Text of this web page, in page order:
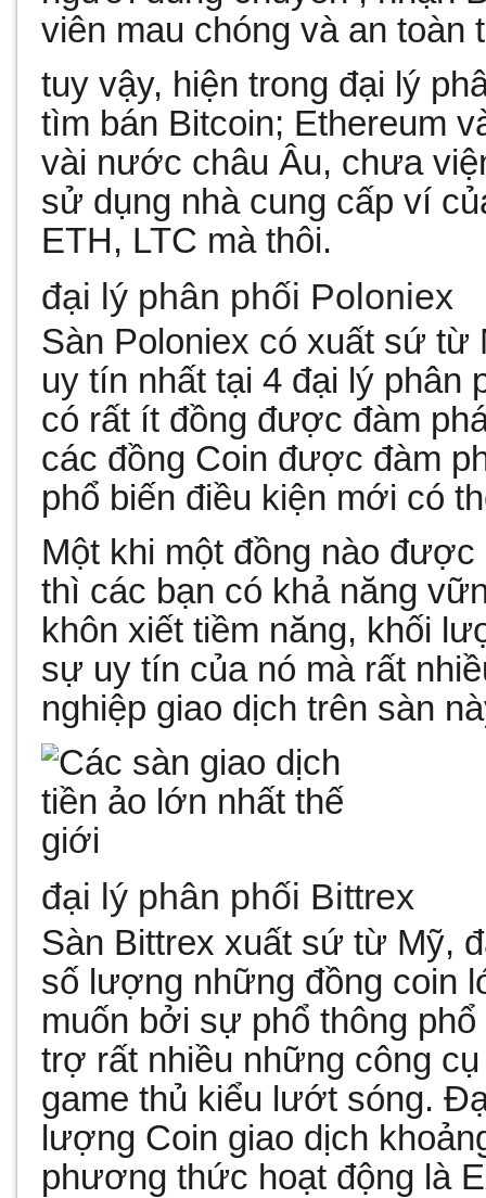
viên mau chóng và an toàn
tuy vậy, hiện trong đại lý
tìm bán Bitcoin; Ethereum
vài nước châu Âu, chưa
sử dụng nhà cung cấp ví
ETH, LTC mà thôi.
đại lý phân phối Poloniex
Sàn Poloniex có xuất sứ từ
uy tín nhất tại 4 đại lý phân
có rất ít đồng được đàm
các đồng Coin được đàm
phổ biến điều kiện mới có
Một khi một đồng nào
thì các bạn có khả năng
khôn xiết tiềm năng, khối
sự uy tín của nó mà rất
nghiệp giao dịch trên sàn
đại lý phân phối Bittrex
Sàn Bittrex xuất sứ từ Mỹ,
số lượng những đồng coin
muốn bởi sự phổ thông
trợ rất nhiều những công
game thủ kiểu lướt sóng.
lượng Coin giao dịch
phương thức hoạt động là